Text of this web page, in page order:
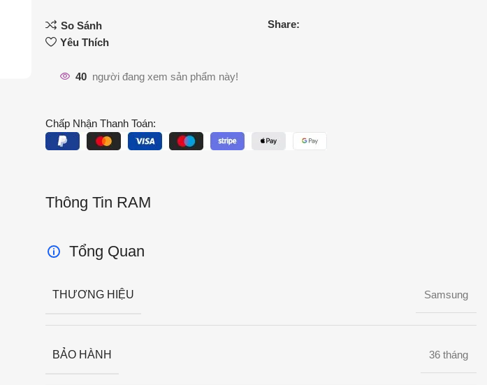
So Sánh
Yêu Thích
Share:
40 người đang xem sản phẩm này!
Chấp Nhận Thanh Toán:
Thông Tin RAM
Tổng Quan
THƯƠNG HIỆU Samsung
BẢO HÀNH 36 tháng